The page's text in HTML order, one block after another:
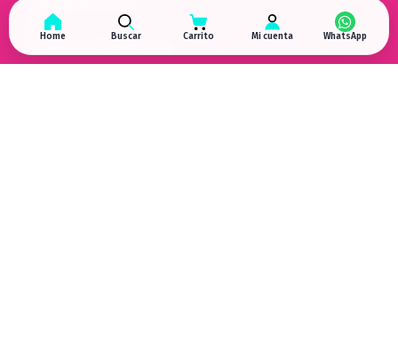
AYUDA
Home Buscar Carrito Mi cuenta